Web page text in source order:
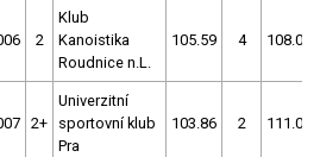
2
Klub
Kanoistika
Roudnice n.L.
105.59 4 108.03
2+
Univerzitní
sportovní klub
Pra
103.86 2 111.06